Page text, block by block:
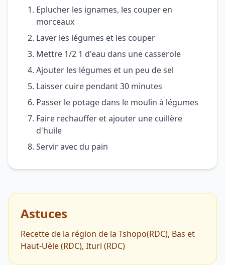
Eplucher les ignames, les couper en
morceaux
Laver les légumes et les couper
Mettre 1/2 1 d'eau dans une casserole
Ajouter les légumes et un peu de sel
Laisser cuire pendant 30 minutes
Passer le potage dans le moulin à légumes
Faire rechauffer et ajouter une cuillère
d'huile
Servir avec du pain
Astuces
Recette de la région de la Tshopo(RDC), Bas et
Haut-Uèle (RDC), Ituri (RDC)